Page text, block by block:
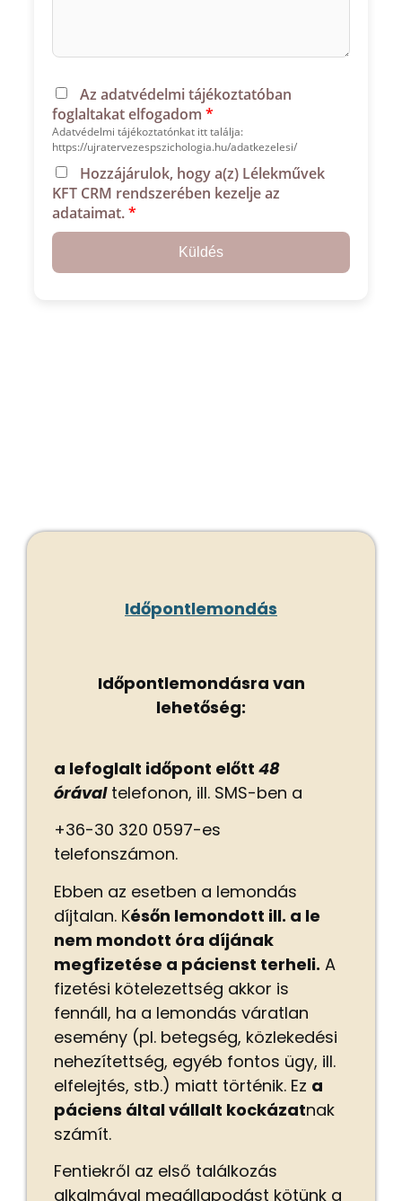
Időpontlemondás
Időpontlemondásra van
lehetőség:
a lefoglalt időpont előtt 48
órávaltelefonon, ill. SMS-ben a
+36-30 320 0597-es
telefonszámon.
Ebben az esetben a lemondás
díjtalan. Későn lemondott ill. a le
nem mondott óra díjának
megfizetése a pácienst terheli. A
fizetési kötelezettség akkor is
fennáll, ha a lemondás váratlan
esemény (pl. betegség, közlekedési
nehezítettség, egyéb fontos ügy, ill.
elfelejtés, stb.) miatt történik. Ez a
páciens által vállalt kockázatnak
számít.
Fentiekről az első találkozás
alkalmával megállapodást kötünk a